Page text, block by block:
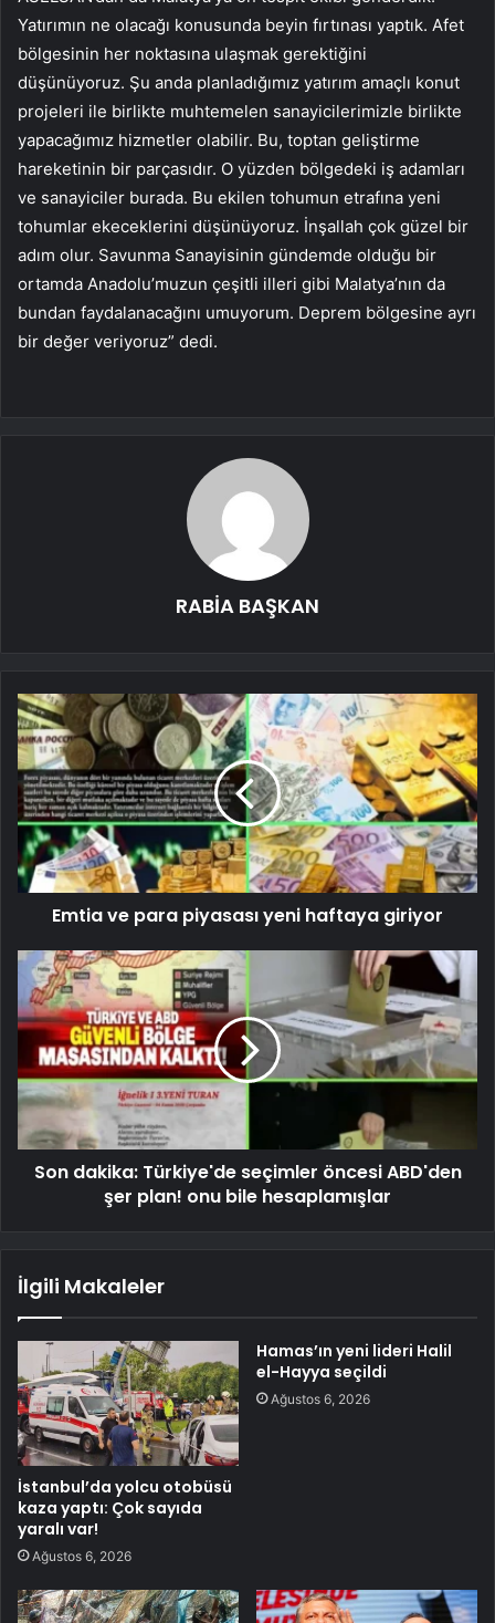
Yatırımın ne olacağı konusunda beyin fırtınası yaptık. Afet
bölgesinin her noktasına ulaşmak gerektiğini
düşünüyoruz. Şu anda planladığımız yatırım amaçlı konut
projeleri ile birlikte muhtemelen sanayicilerimizle birlikte
yapacağımız hizmetler olabilir. Bu, toptan geliştirme
hareketinin bir parçasıdır. O yüzden bölgedeki iş adamları
ve sanayiciler burada. Bu ekilen tohumun etrafına yeni
tohumlar ekeceklerini düşünüyoruz. İnşallah çok güzel bir
adım olur. Savunma Sanayisinin gündemde olduğu bir
ortamda Anadolu’muzun çeşitli illeri gibi Malatya’nın da
bundan faydalanacağını umuyorum. Deprem bölgesine ayrı
bir değer veriyoruz” dedi.
RABİA BAŞKAN
Emtia ve para piyasası yeni haftaya giriyor
Son dakika: Türkiye'de seçimler öncesi ABD'den
şer plan! onu bile hesaplamışlar
İlgili Makaleler
İstanbul’da yolcu otobüsü
kaza yaptı: Çok sayıda
yaralı var!
Ağustos 6, 2026
Hamas’ın yeni lideri Halil
el-Hayya seçildi
Ağustos 6, 2026